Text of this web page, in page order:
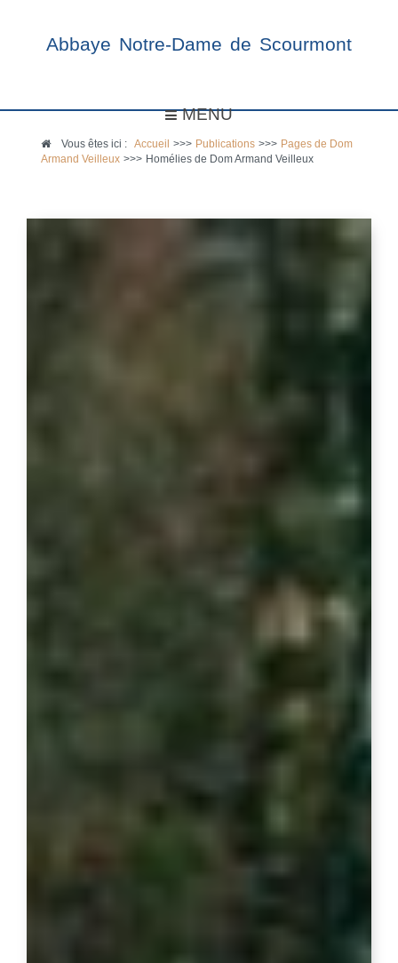
Abbaye Notre-Dame de Scourmont
MENU
Vous êtes ici :Accueil >>> Publications >>> Pages de Dom
Armand Veilleux >>> Homélies de Dom Armand Veilleux